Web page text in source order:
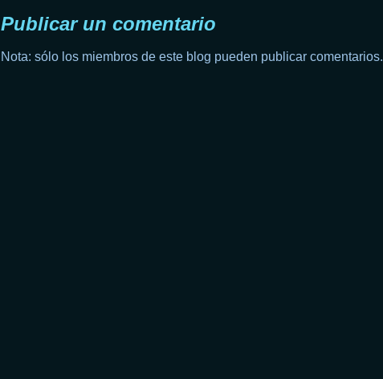
Publicar un comentario
Nota: sólo los miembros de este blog pueden publicar comentarios.